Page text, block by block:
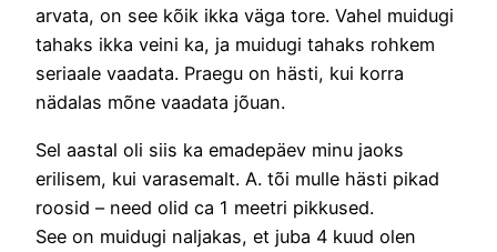
arvata, on see kõik ikka väga tore. Vahel muidugi
tahaks ikka veini ka, ja muidugi tahaks rohkem
seriaale vaadata. Praegu on hästi, kui korra
nädalas mõne vaadata jõuan.
Sel aastal oli siis ka emadepäev minu jaoks
erilisem, kui varasemalt. A. tõi mulle hästi pikad
roosid – need olid ca 1 meetri pikkused.
See on muidugi naljakas, et juba 4 kuud olen